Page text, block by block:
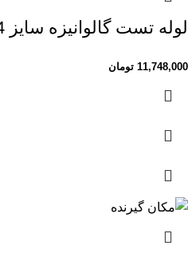
لوله تست گالوانیزه سایز 4 ضخامت 3 وزن 17.8
11,748,000 تومان